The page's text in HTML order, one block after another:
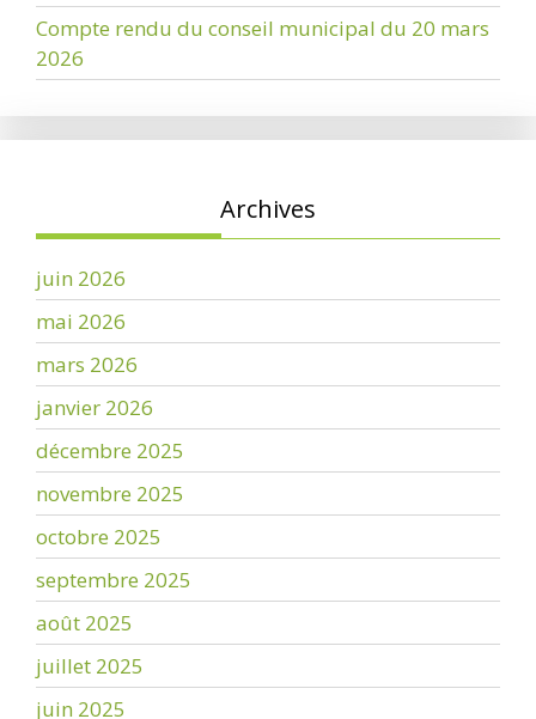
Compte rendu du conseil municipal du 20 mars
2026
Archives
juin 2026
mai 2026
mars 2026
janvier 2026
décembre 2025
novembre 2025
octobre 2025
septembre 2025
août 2025
juillet 2025
juin 2025